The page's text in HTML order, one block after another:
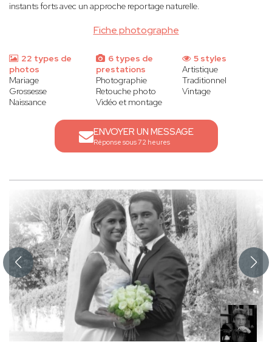
Fiche photographe
instants forts avec un approche reportage naturelle.
22 types de
photos
Mariage
Grossesse
Naissance
6 types de
prestations
Photographie
Retouche photo
Vidéo et montage
5 styles
Artistique
Traditionnel
Vintage
ENVOYER UN MESSAGE
Réponse sous 72 heures